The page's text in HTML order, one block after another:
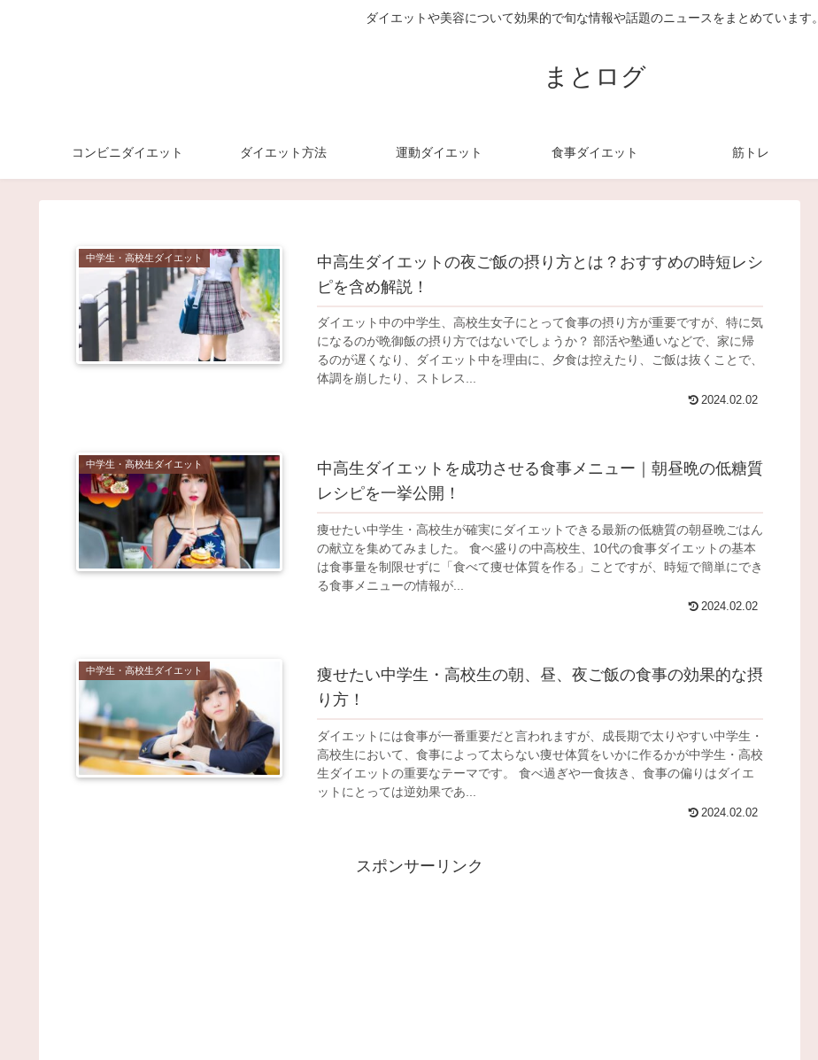
ダイエットや美容について効果的で旬な情報や話題のニュースをまとめています。
まとログ
コンビニダイエット ダイエット方法 運動ダイエット 食事ダイエット 筋トレ
中学生・高校生ダイエット
中高生ダイエットの夜ご飯の摂り方とは？おすすめの時短レシ
ピを含め解説！
ダイエット中の中学生、高校生女子にとって食事の摂り方が重要ですが、特に気
になるのが晩御飯の摂り方ではないでしょうか？ 部活や塾通いなどで、家に帰
るのが遅くなり、ダイエット中を理由に、夕食は控えたり、ご飯は抜くことで、
体調を崩したり、ストレス...
2024.02.02
中学生・高校生ダイエット
中高生ダイエットを成功させる食事メニュー｜朝昼晩の低糖質
レシピを一挙公開！
痩せたい中学生・高校生が確実にダイエットできる最新の低糖質の朝昼晩ごはん
の献立を集めてみました。 食べ盛りの中高校生、10代の食事ダイエットの基本
は食事量を制限せずに「食べて痩せ体質を作る」ことですが、時短で簡単にでき
る食事メニューの情報が...
2024.02.02
中学生・高校生ダイエット
痩せたい中学生・高校生の朝、昼、夜ご飯の食事の効果的な摂
り方！
ダイエットには食事が一番重要だと言われますが、成長期で太りやすい中学生・
高校生において、食事によって太らない痩せ体質をいかに作るかが中学生・高校
生ダイエットの重要なテーマです。 食べ過ぎや一食抜き、食事の偏りはダイエ
ットにとっては逆効果であ...
2024.02.02
スポンサーリンク